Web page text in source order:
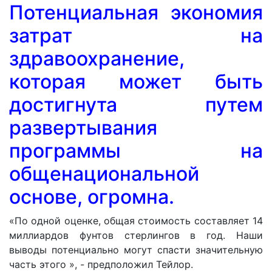
Потенциальная экономия
затрат на
здравоохранение,
которая может быть
достигнута путем
развертывания
программы на
общенациональной
основе, огромна.
«По одной оценке, общая стоимость составляет 14
миллиардов фунтов стерлингов в год. Наши
выводы потенциально могут спасти значительную
часть этого », - предположил Тейлор.